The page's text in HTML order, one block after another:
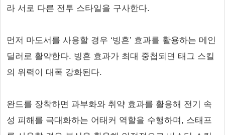
라 서로 다른 전투 스타일을 구사한다.
먼저 마도서를 사용할 경우 ‘빙흔’ 효과를 활용하는 메인
딜러로 활약한다. 빙흔 효과가 최대 중첩되면 태그 스킬
의 위력이 대폭 강화된다.
완드를 장착하면 과부화와 취약 효과를 활용해 전기 속
성 피해를 극대화하는 어태커 역할을 수행하며, 스태프